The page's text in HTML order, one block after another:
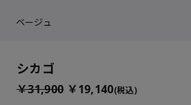
ベージュ
シカゴ
￥31,900 ￥19,140(税込)